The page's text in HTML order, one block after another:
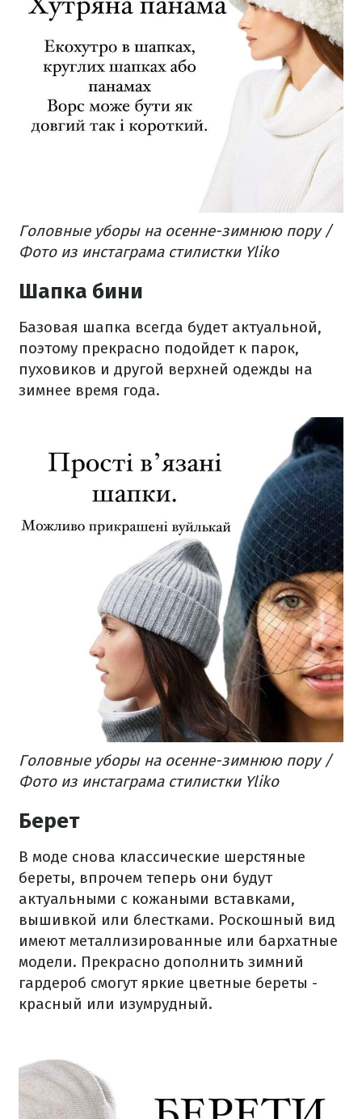
Головные уборы на осенне-зимнюю пору /
Фото из инстаграма стилистки Yliko
Шапка бини
Базовая шапка всегда будет актуальной,
поэтому прекрасно подойдет к парок,
пуховиков и другой верхней одежды на
зимнее время года.
Головные уборы на осенне-зимнюю пору /
Фото из инстаграма стилистки Yliko
Берет
В моде снова классические шерстяные
береты, впрочем теперь они будут
актуальными с кожаными вставками,
вышивкой или блестками. Роскошный вид
имеют металлизированные или бархатные
модели. Прекрасно дополнить зимний
гардероб смогут яркие цветные береты -
красный или изумрудный.